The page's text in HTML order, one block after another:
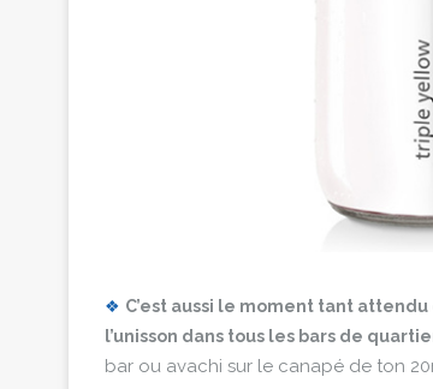
❖ C’est aussi le moment tant
l’unisson dans tous les bars de
bar ou avachi sur le canapé de ton